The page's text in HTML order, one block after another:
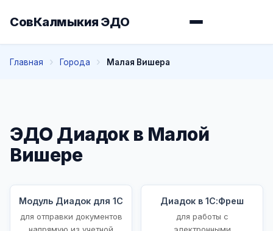
СовКалмыкия ЭДО
Главная Города Малая Вишера
ЭДО Диадок в Малой
Вишере
Модуль Диадок для 1С
для отправки документов
Диадок в 1С:Фреш
для работы с